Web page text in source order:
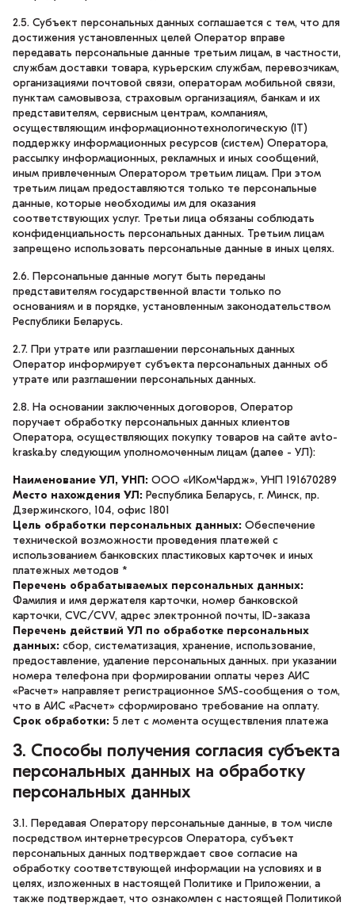
2.5. Субъект персональных данных соглашается с тем, что для
достижения установленных целей Оператор вправе
передавать персональные данные третьим лицам, в частности,
службам доставки товара, курьерским службам, перевозчикам,
организациями почтовой связи, операторам мобильной связи,
пунктам самовывоза, страховым организациям, банкам и их
представителям, сервисным центрам, компаниям,
осуществляющим информационнотехнологическую (IT)
поддержку информационных ресурсов (систем) Оператора,
рассылку информационных, рекламных и иных сообщений,
иным привлеченным Оператором третьим лицам. При этом
третьим лицам предоставляются только те персональные
данные, которые необходимы им для оказания
соответствующих услуг. Третьи лица обязаны соблюдать
конфиденциальность персональных данных. Третьим лицам
запрещено использовать персональные данные в иных целях.
2.6. Персональные данные могут быть переданы
представителям государственной власти только по
основаниям и в порядке, установленным законодательством
Республики Беларусь.
2.7. При утрате или разглашении персональных данных
Оператор информирует субъекта персональных данных об
утрате или разглашении персональных данных.
2.8. На основании заключенных договоров, Оператор
поручает обработку персональных данных клиентов
Оператора, осуществляющих покупку товаров на сайте avto-
kraska.by следующим уполномоченным лицам (далее - УЛ):
Наименование УЛ, УНП: ООО «ИКомЧардж», УНП 191670289
Место нахождения УЛ: Республика Беларусь, г. Минск, пр.
Дзержинского, 104, офис 1801
Цель обработки персональных данных: Обеспечение
технической возможности проведения платежей с
использованием банковских пластиковых карточек и иных
платежных методов *
Перечень обрабатываемых персональных данных:
Фамилия и имя держателя карточки, номер банковской
карточки, CVC/CVV, адрес электронной почты, ID-заказа
Перечень действий УЛ по обработке персональных
данных: сбор, систематизация, хранение, использование,
предоставление, удаление персональных данных. при указании
номера телефона при формировании оплаты через АИС
«Расчет» направляет регистрационное SMS-сообщения о том,
что в АИС «Расчет» сформировано требование на оплату.
Срок обработки: 5 лет с момента осуществления платежа
3. Cпособы получения согласия субъекта
персональных данных на обработку
персональных данных
3.1. Передавая Оператору персональные данные, в том числе
посредством интернетресурсов Оператора, субъект
персональных данных подтверждает свое согласие на
обработку соответствующей информации на условиях и в
целях, изложенных в настоящей Политике и Приложении, а
также подтверждает, что ознакомлен с настоящей Политикой